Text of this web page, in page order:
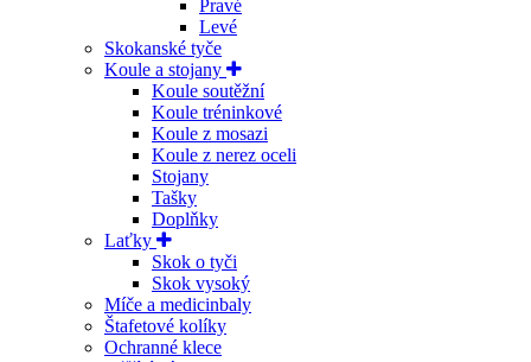
Pravé
Levé
Skokanské tyče
Koule a stojany
Koule soutěžní
Koule tréninkové
Koule z mosazi
Koule z nerez oceli
Stojany
Tašky
Doplňky
Laťky
Skok o tyči
Skok vysoký
Míče a medicinbaly
Štafetové kolíky
Ochranné klece